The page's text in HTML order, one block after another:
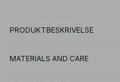
PRODUKTBESKRIVELSE
MATERIALS AND CARE